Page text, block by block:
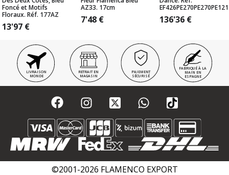
Foncé et Motifs
Floraux. Réf. 177AZ
13'97 €
AZ33. 17cm
7'48 €
EF426PE270PE270PE121
136'36 €
LIVRAISON
MONDE
RETRAIT EN
MAGASIN
PAIEMENT
SÉCURISÉ
FABRIQUÉ À LA
MAIN EN
ESPAGNE
©2001-2026 FLAMENCO EXPORT